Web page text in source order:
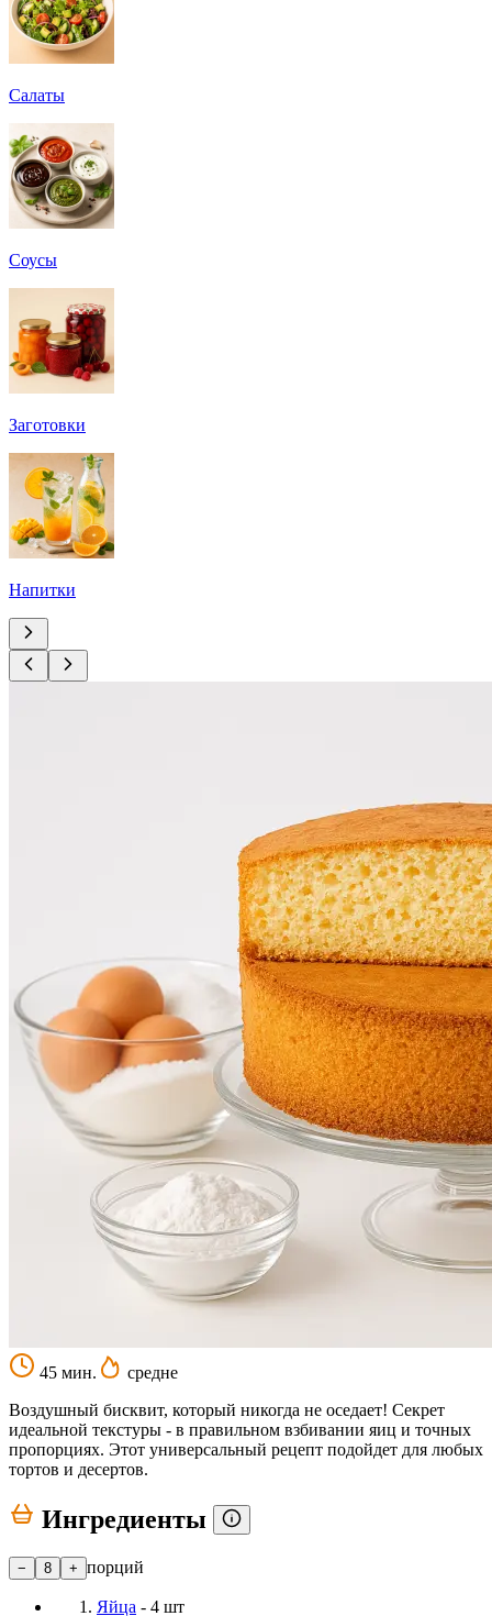
Салаты
Соусы
Заготовки
Напитки
45 мин.
средне
Воздушный бисквит, который никогда не оседает! Секрет
идеальной текстуры - в правильном взбивании яиц и точных
пропорциях. Этот универсальный рецепт подойдет для любых
тортов и десертов.
Ингредиенты
− 8 + порций
Яйца - 4 шт